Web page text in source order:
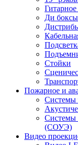
Ди
Стойки
Пожарное и
Cистемы
Системы
(СОУЭ)
Видео